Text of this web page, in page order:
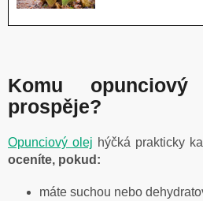
Komu
prospěje?
Opunciový olej hýčká prakticky
oceníte, pokud:
máte suchou nebo